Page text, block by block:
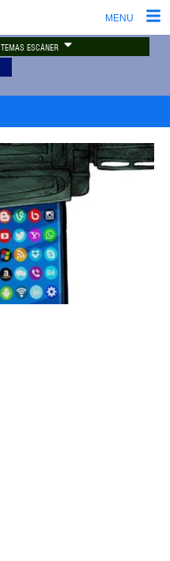
MENU
TEMAS ESCÁNER